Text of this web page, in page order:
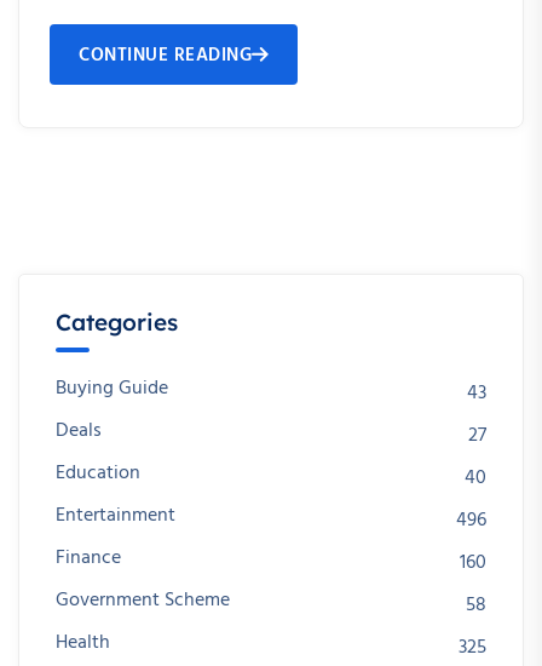
CONTINUE READING
Categories
Buying Guide
43
Deals
27
Education
40
Entertainment
496
Finance
160
Government Scheme
58
Health
325